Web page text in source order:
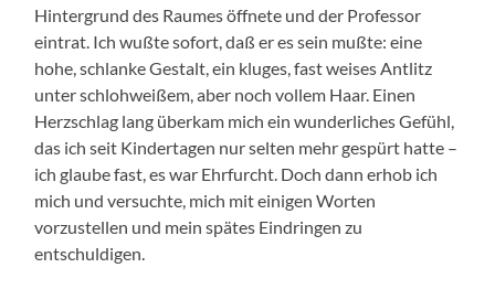
Hintergrund des Raumes öffnete und der Professor
eintrat. Ich wußte sofort, daß er es sein mußte: eine
hohe, schlanke Gestalt, ein kluges, fast weises Antlitz
unter schlohweißem, aber noch vollem Haar. Einen
Herzschlag lang überkam mich ein wunderliches Gefühl,
das ich seit Kindertagen nur selten mehr gespürt hatte –
ich glaube fast, es war Ehrfurcht. Doch dann erhob ich
mich und versuchte, mich mit einigen Worten
vorzustellen und mein spätes Eindringen zu
entschuldigen.